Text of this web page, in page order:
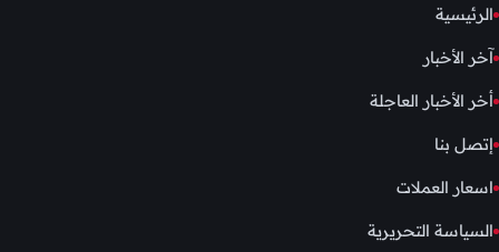
الرئيسية
آخر الأخبار
أخر الأخبار العاجلة
إتصل بنا
اسعار العملات
السياسة التحريرية